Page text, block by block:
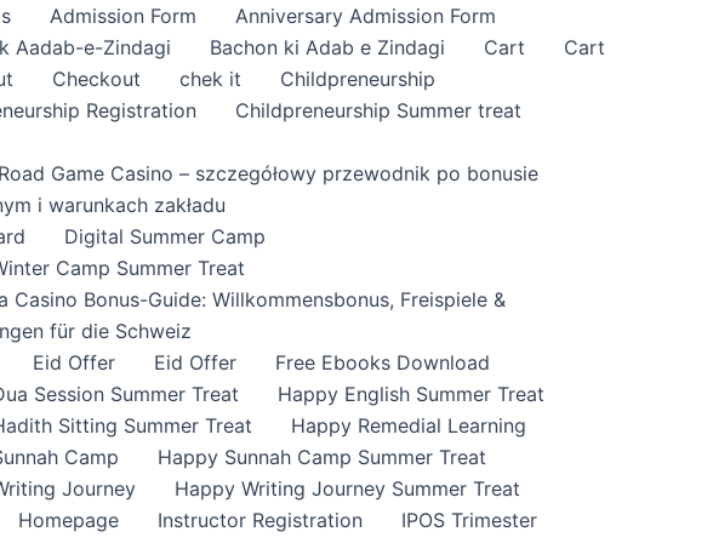
Admission Form
Anniversary Admission Form
Aadab-e-Zindagi
Bachon ki Adab e Zindagi Cart
Cart
Checkout chek it
Childpreneurship
Registration
Childpreneurship Summer treat
Game Casino – szczegółowy przewodnik po bonusie
i warunkach zakładu
Digital Summer Camp
Camp Summer Treat
Casino Bonus-Guide: Willkommensbonus, Freispiele &
für die Schweiz
Eid Offer Eid Offer
Free Ebooks Download
Session Summer Treat
Happy English Summer Treat
Sitting Summer Treat
Happy Remedial Learning
Camp
Happy Sunnah Camp Summer Treat
Journey
Happy Writing Journey Summer Treat
Homepage Instructor Registration
IPOS Trimester